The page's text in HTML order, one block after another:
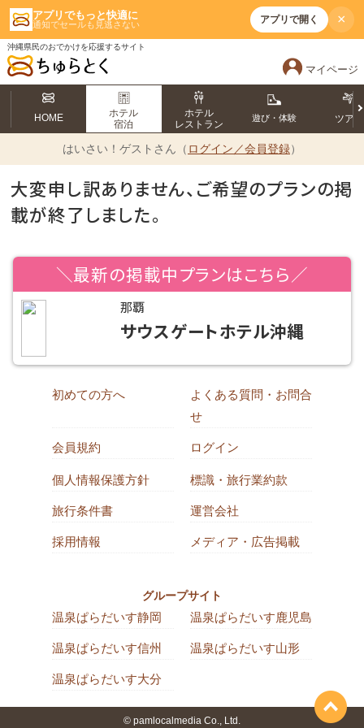
アプリでもっと快適に
通知でセールも見逃さない アプリで開く ×
沖縄県民のおでかけを応援するサイト
マイページ
HOME
ホテル
宿泊
ホテル
レストラン
遊び・体験 ツアー
はいさい！ ゲストさん（ ログイン／会員登録）
大変申し訳ありません、ご希望のプランの掲
載が終了しました。
＼最新の掲載中プランはこちら／
那覇
サウスゲートホテル沖縄
初めての方へ
よくある質問・お問合
せ
会員規約 ログイン
個人情報保護方針 標識・旅行業約款
旅行条件書 運営会社
採用情報 メディア・広告掲載
グループサイト
温泉ぱらだいす静岡 温泉ぱらだいす鹿児島
温泉ぱらだいす信州 温泉ぱらだいす山形
温泉ぱらだいす大分
© pamlocalmedia Co., Ltd.